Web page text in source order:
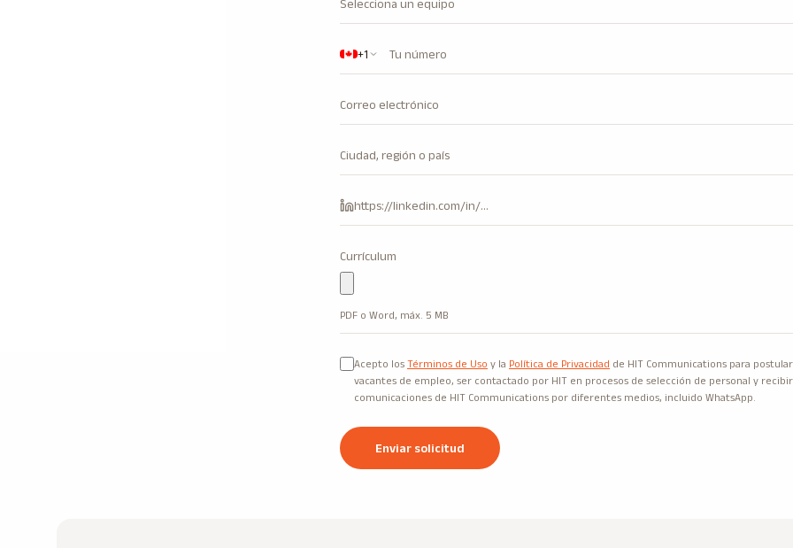
Selecciona un equipo
+1
Currículum
PDF o Word, máx. 5 MB
Acepto los Términos de Uso y la Política de Privacidad de HIT Communications para
vacantes de empleo, ser contactado por HIT en procesos de selección de personal y recibir
comunicaciones de HIT Communications por diferentes medios, incluido WhatsApp.
Enviar solicitud